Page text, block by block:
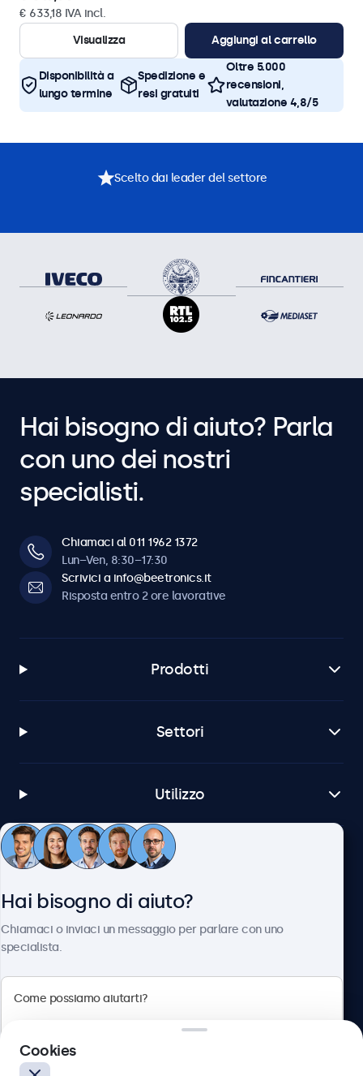
€ 633,18 IVA incl.
Visualizza
Aggiungi al carrello
Disponibilità a
lungo termine
Spedizione e
resi gratuiti
Oltre 5.000
recensioni,
valutazione 4,8/5
Scelto dai leader del settore
Hai bisogno di aiuto? Parla
con uno dei nostri
specialisti.
Chiamaci al 011 1962 1372
Lun–Ven, 8:30–17:30
Scrivici a info@beetronics.it
Risposta entro 2 ore lavorative
Prodotti
Settori
Utilizzo
Servizio Clienti
Hai bisogno di aiuto?
Chiamaci o inviaci un messaggio per parlare con uno
specialista.
Cookies